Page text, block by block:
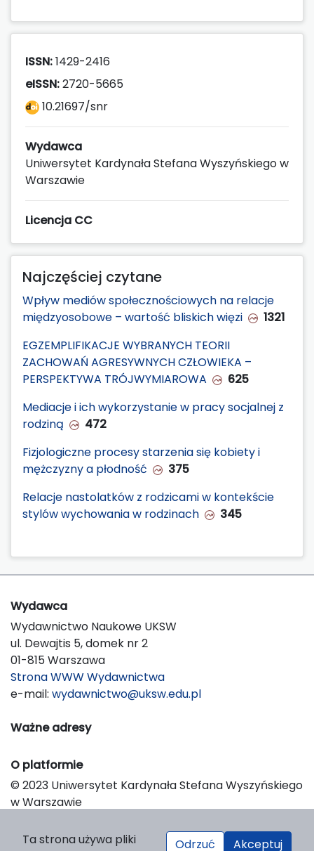
ISSN:1429-2416
eISSN:2720-5665
10.21697/snr
Wydawca
Uniwersytet Kardynała Stefana Wyszyńskiego w
Warszawie
Licencja CC
Najczęściej czytane
Wpływ mediów społecznościowych na relacje
międzyosobowe – wartość bliskich więzi
1321
EGZEMPLIFIKACJE WYBRANYCH TEORII
ZACHOWAŃ AGRESYWNYCH CZŁOWIEKA –
PERSPEKTYWA TRÓJWYMIAROWA
625
Mediacje i ich wykorzystanie w pracy socjalnej z
rodziną
472
Fizjologiczne procesy starzenia się kobiety i
mężczyzny a płodność
375
Relacje nastolatków z rodzicami w kontekście
stylów wychowania w rodzinach
345
Wydawca
Wydawnictwo Naukowe UKSW
ul. Dewajtis 5, domek nr 2
01-815 Warszawa
Strona WWW Wydawnictwa
e-mail: wydawnictwo@uksw.edu.pl
Ważne adresy
O platformie
© 2023 Uniwersytet Kardynała Stefana Wyszyńskiego
w Warszawie
Platform & Workflow by OJS/PKP
Ta strona używa pliki
Odrzuć Akceptuj